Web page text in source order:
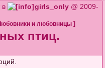
в girls_only @ 2009-
и любовницы ]
птиц.